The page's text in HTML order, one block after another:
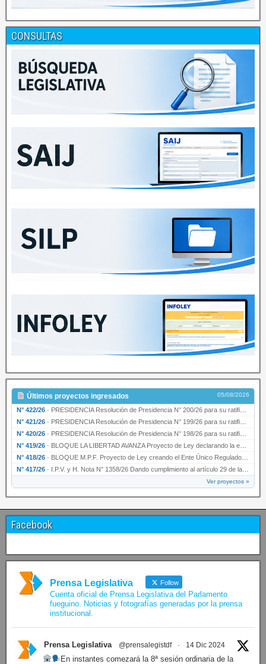
CONSULTAS
Últimos proyectos ingresados 05/08/2026
N° 422/26 · PRESIDENCIA Resolución de Presidencia N° 200/26 para su ratificación.
N° 421/26 · PRESIDENCIA Resolución de Presidencia N° 199/26 para su ratificación.
N° 420/26 · PRESIDENCIA Resolución de Presidencia N° 198/26 para su ratificación.
N° 419/26 · BLOQUE LA LIBERTAD AVANZA Proyecto de Ley declarando la esencialidad del servicio educativ…
N° 418/26 · BLOQUE M.P.F. Proyecto de Ley creando el Ente Único Regulador de servicios públicos de la …
N° 417/26 · I.P.V. y H. Nota N° 1358/26 Dando cumplimiento al artículo 29 de la Ley provincial N° 1399…
Ver proyectos »
Facebook
Prensa Legislativa Follow
Cuenta oficial de Prensa Legislativa del Parlamento
fueguino. Noticias y fotografías generadas por la prensa
institucional.
Prensa Legislativa @prensalegistdf · 14 Dic 2024
En instantes comezará la 8ª sesión ordinaria de la